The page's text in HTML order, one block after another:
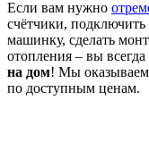
Если вам нужно
счётчики,
машинку, сделать
отопления – вы всегда
на дом! Мы оказываем
по доступным ценам.